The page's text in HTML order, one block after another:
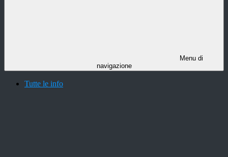
Menu di
navigazione
Tutte le info